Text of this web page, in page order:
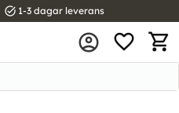
task_alt 1-3 dagar leverans